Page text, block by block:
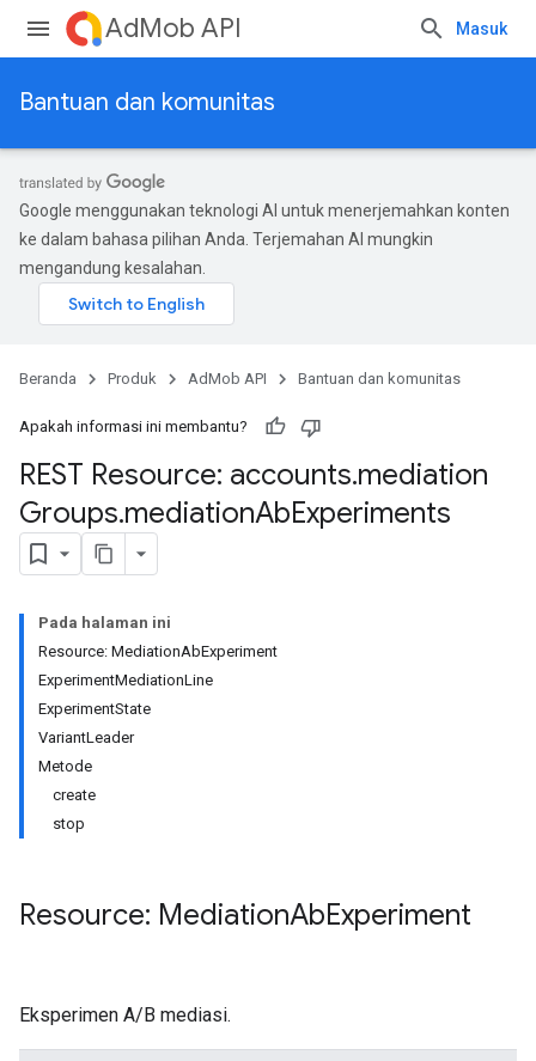
AdMob API Masuk
Bantuan dan komunitas
Google menggunakan teknologi AI untuk menerjemahkan konten
ke dalam bahasa pilihan Anda. Terjemahan AI mungkin
mengandung kesalahan.
Beranda Produk AdMob API Bantuan dan komunitas
Apakah informasi ini membantu?
REST Resource: accounts.mediation
Groups.mediationAbExperiments
Pada halaman ini
Resource: MediationAbExperiment
ExperimentMediationLine
ExperimentState
VariantLeader
Metode
create
stop
Resource: MediationAbExperiment
Eksperimen A/B mediasi.